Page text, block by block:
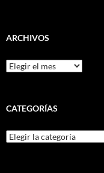
ARCHIVOS
Archivos
CATEGORÍAS
Categorías